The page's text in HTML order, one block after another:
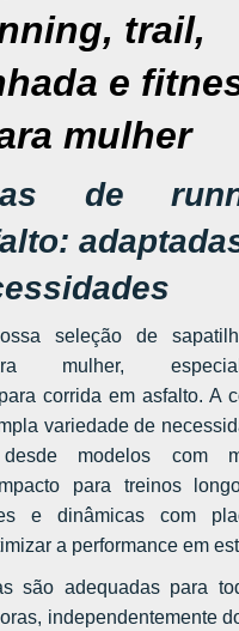
trail,
e
mulher
de
seleção de
mulher,
corrida em asfalto. A
variedade de
modelos com
para treinos
e dinâmicas com
a performance em
são adequadas para
independentemente